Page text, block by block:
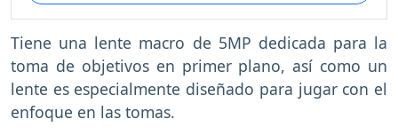
Tiene una lente macro de 5MP dedicada para la
toma de objetivos en primer plano, así como un
lente es especialmente diseñado para jugar con el
enfoque en las tomas.